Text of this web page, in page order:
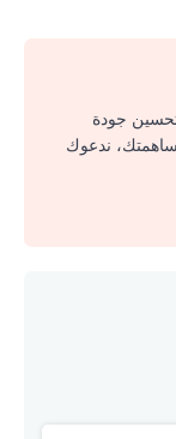
جودة
ندعوك